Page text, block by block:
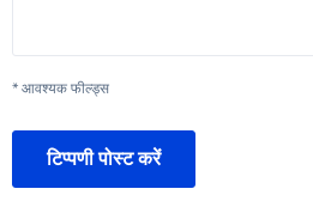
* आवश्यक फील्ड्स
टिप्पणी पोस्ट करें